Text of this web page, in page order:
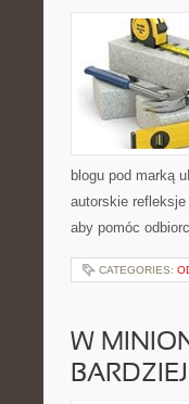
blogu pod marką
autorskie
aby pomóc
CATEGORIES:
W